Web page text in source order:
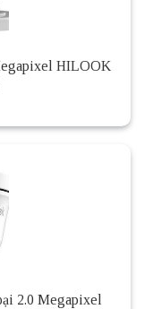
HILOOK
2.0 Megapixel